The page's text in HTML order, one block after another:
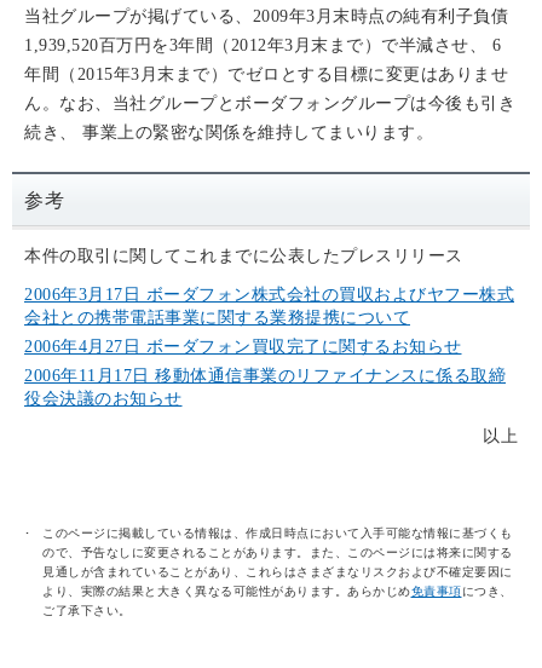
当社グループが掲げている、2009年3月末時点の純有利子負債
1,939,520百万円を3年間（2012年3月末まで）で半減させ、 6
年間（2015年3月末まで）でゼロとする目標に変更はありませ
ん。なお、当社グループとボーダフォングループは今後も引き
続き、 事業上の緊密な関係を維持してまいります。
参考
本件の取引に関してこれまでに公表したプレスリリース
2006年3月17日 ボーダフォン株式会社の買収およびヤフー株式
会社との携帯電話事業に関する業務提携について
2006年4月27日 ボーダフォン買収完了に関するお知らせ
2006年11月17日 移動体通信事業のリファイナンスに係る取締
役会決議のお知らせ
以上
このページに掲載している情報は、作成日時点において入手可能な情報に基づくも
ので、予告なしに変更されることがあります。また、このページには将来に関する
見通しが含まれていることがあり、これらはさまざまなリスクおよび不確定要因に
より、実際の結果と大きく異なる可能性があります。あらかじめ免責事項につき、
ご了承下さい。